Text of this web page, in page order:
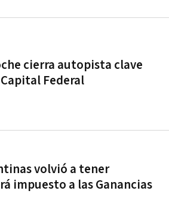
cierra autopista clave
Federal
volvió a tener
impuesto a las Ganancias